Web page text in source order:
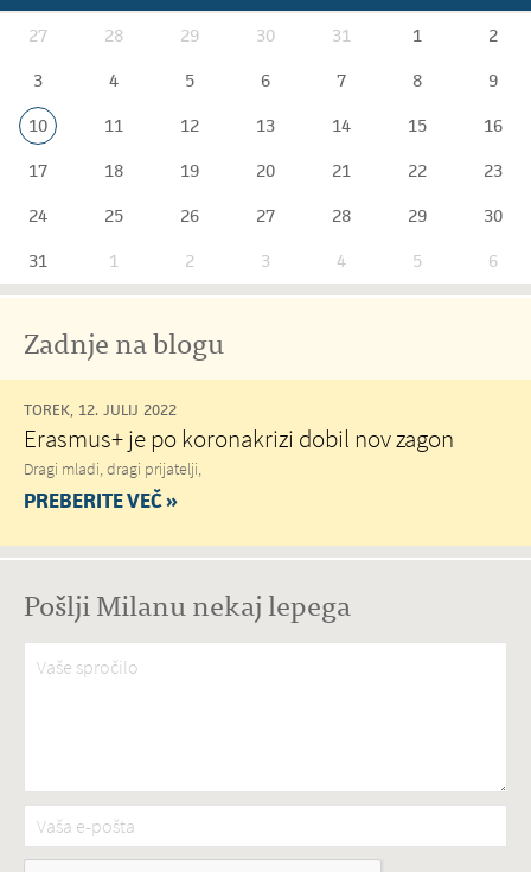
27 28 29 30 31 1
2
3
4 5 6 7 8
9
10
11 12 13 14 15
16
17
18 19 20 21 22
23
24
25 26 27 28 29
30
31
1 2 3 4 5 6
Zadnje na blogu
TOREK, 12. JULIJ 2022
Erasmus+ je po koronakrizi dobil nov zagon
Dragi mladi, dragi prijatelji,
PREBERITE VEČ »
Pošlji Milanu nekaj lepega
Vaše spročilo*
Vaša e-pošta*